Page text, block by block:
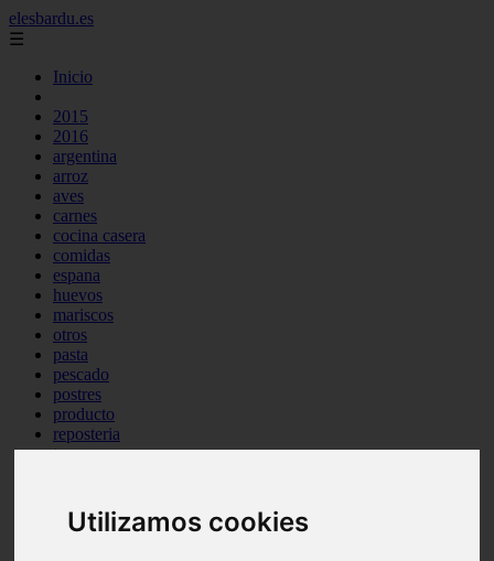
Utilizamos cookies
elesbardu.es
☰
Inicio
2015
2016
argentina
arroz
aves
carnes
cocina casera
comidas
espana
huevos
mariscos
otros
pasta
pescado
postres
producto
reposteria
tag
vocabulario de cocina
Madrid - pozuelo-de-alarcón